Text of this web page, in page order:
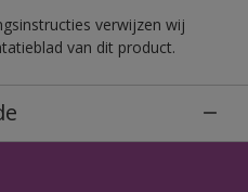
verwijzen wij
van dit product.